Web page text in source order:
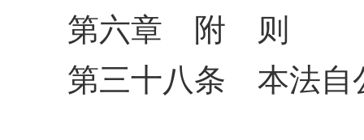
第六章 附 则
第三十八条 本法自